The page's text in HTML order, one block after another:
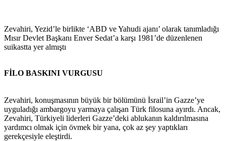
Zevahiri, Yezid’le birlikte ‘ABD ve Yahudi ajanı’ olarak tanımladığı
Mısır Devlet Başkanı Enver Sedat’a karşı 1981’de düzenlenen
suikastta yer almıştı
FİLO BASKINI VURGUSU
Zevahiri, konuşmasının büyük bir bölümünü İsrail’in Gazze’ye
uyguladığı ambargoyu yarmaya çalışan Türk filosuna ayırdı. Ancak,
Zevahiri, Türkiyeli liderleri Gazze’deki ablukanın kaldırılmasına
yardımcı olmak için övmek bir yana, çok az şey yaptıkları
gerekçesiyle eleştirdi.